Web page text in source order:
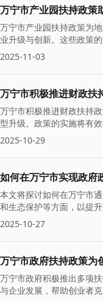
万宁市产业园扶持政策
万宁市产业园扶持政策为
业升级与创新。这些政策
2025-11-03
万宁市积极推进财政扶
万宁市积极推进财政扶持
型升级。政策的实施将有
2025-10-29
如何在万宁市实现政府
本文将探讨如何在万宁市
和生态保护等方面，以提
2025-10-27
万宁市政府扶持政策为
万宁市政府积极推出多项
与企业发展，帮助创业者